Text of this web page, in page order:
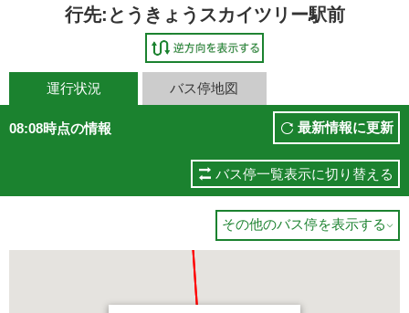
行先:とうきょうスカイツリー駅前
運行状況 バス停地図
08:08時点の情報 最新情報に更新
バス停一覧表示に切り替える
その他のバス停を表示する 